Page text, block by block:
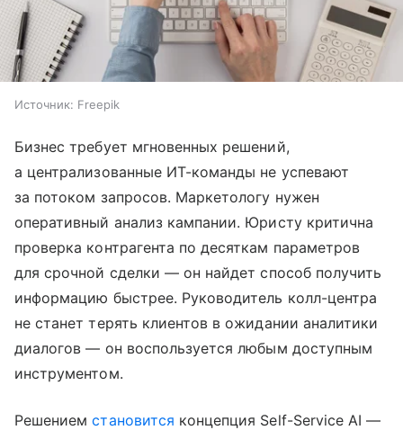
Источник: Freepik
Бизнес требует мгновенных решений,
а централизованные ИТ-команды не успевают
за потоком запросов. Маркетологу нужен
оперативный анализ кампании. Юристу критична
проверка контрагента по десяткам параметров
для срочной сделки — он найдет способ получить
информацию быстрее. Руководитель колл-центра
не станет терять клиентов в ожидании аналитики
диалогов — он воспользуется любым доступным
инструментом.
Решениемстановится концепция Self-Service AI —